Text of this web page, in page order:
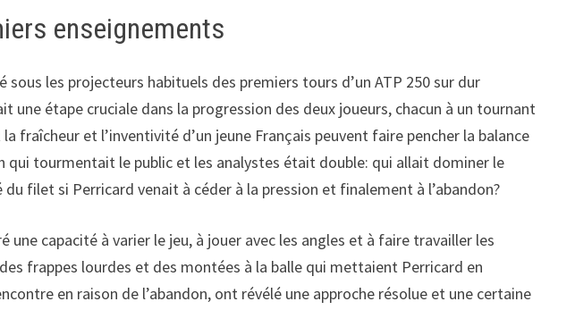
enseignements
les projecteurs habituels des premiers tours d’un ATP 250 sur dur
une étape cruciale dans la progression des deux joueurs, chacun à un tournant
fraîcheur et l’inventivité d’un jeune Français peuvent faire pencher la balance
tourmentait le public et les analystes était double: qui allait dominer le
filet si Perricard venait à céder à la pression et finalement à l’abandon?
capacité à varier le jeu, à jouer avec les angles et à faire travailler les
frappes lourdes et des montées à la balle qui mettaient Perricard en
en raison de l’abandon, ont révélé une approche résolue et une certaine